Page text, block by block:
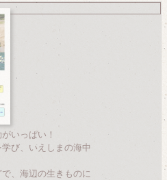
いっぱい！
び、いえしまの海中
、海辺の生きものに